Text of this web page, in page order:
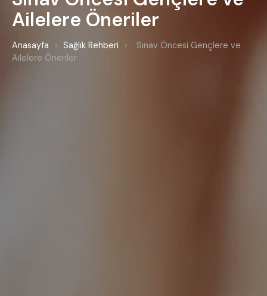
Ailelere Öneriler
Anasayfa › Sağlık Rehberi ›
Sınav Öncesi Gençlere ve
Ailelere Öneriler